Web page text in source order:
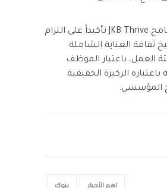
ويأتي إطلاق برنامج JKB Thrive تأكيداً على التزام
ثقافة العناية الشاملة
العمل، باعتبار الموظف
باعتباره الركيزة الحقيقية
المؤسسي.
اهم الأخبار بنوك